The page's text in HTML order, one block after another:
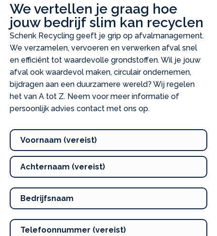
We vertellen je graag hoe
jouw bedrijf slim kan recyclen
Schenk Recycling geeft je grip op afvalmanagement.
We verzamelen, vervoeren en verwerken afval snel
en efficiënt tot waardevolle grondstoffen. Wil je jouw
afval ook waardevol maken, circulair ondernemen,
bijdragen aan een duurzamere wereld? Wij regelen
het van A tot Z. Neem voor meer informatie of
persoonlijk advies contact met ons op.